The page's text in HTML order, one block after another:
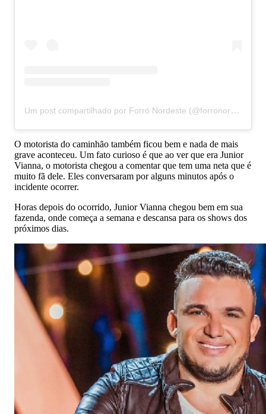
Um post compartilhado por Forró Nordeste (@forronordeste1)
O motorista do caminhão também ficou bem e nada de mais
grave aconteceu. Um fato curioso é que ao ver que era Junior
Vianna, o motorista chegou a comentar que tem uma neta que é
muito fã dele. Eles conversaram por alguns minutos após o
incidente ocorrer.
Horas depois do ocorrido, Junior Vianna chegou bem em sua
fazenda, onde começa a semana e descansa para os shows dos
próximos dias.